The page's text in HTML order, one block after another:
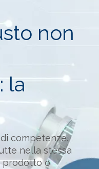
non
la
competenze.
nella stessa
prodotto o